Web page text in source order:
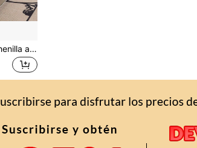
Funda de sofá de chenilla antideslizante para las 4 estaciones, cojín grueso, manta cálida, respaldo, apoyabrazos, alfombrilla para mascotas, almohadilla protectora para sofá de dormitorio/oficina, alfombra decorativa para sofá de 1/2/3/4 plazas, 1 pieza